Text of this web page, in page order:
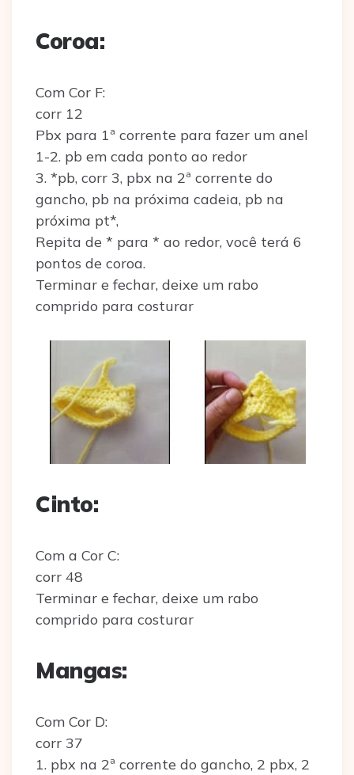
Coroa:
Com Cor F:
corr 12
Pbx para 1ª corrente para fazer um anel
1-2. pb em cada ponto ao redor
3. *pb, corr 3, pbx na 2ª corrente do
gancho, pb na próxima cadeia, pb na
próxima pt*,
Repita de * para * ao redor, você terá 6
pontos de coroa.
Terminar e fechar, deixe um rabo
comprido para costurar
Cinto:
Com a Cor C:
corr 48
Terminar e fechar, deixe um rabo
comprido para costurar
Mangas:
Com Cor D:
corr 37
1. pbx na 2ª corrente do gancho, 2 pbx, 2